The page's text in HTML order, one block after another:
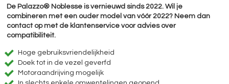
De Palazzo® Noblesse is vernieuwd sinds 2022. Wil je
combineren met een ouder model van vóór 2022? Neem dan
contact op met de klantenservice voor advies over
compatibiliteit.
Hoge gebruiksvriendelijkheid
Doek tot in de vezel geverfd
Motoraandrijving mogelijk